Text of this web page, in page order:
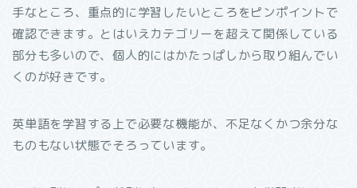
手なところ、重点的に学習したいところをピンポイントで
確認できます。とはいえカテゴリーを超えて関係している
部分も多いので、個人的にはかたっぱしから取り組んでい
くのが好きです。
英単語を学習する上で必要な機能が、不足なくかつ余分な
ものもない状態でそろっています。